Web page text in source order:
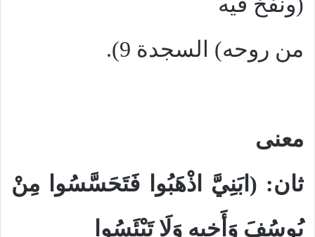
من روحه) السجدة 9).
معنى
ثان: (ابَنِيَّ اذْهَبُوا فَتَحَسَّسُوا مِنْ
يُوسُفَ وَأَخِيهِ وَلَا تَيْئَسُوا